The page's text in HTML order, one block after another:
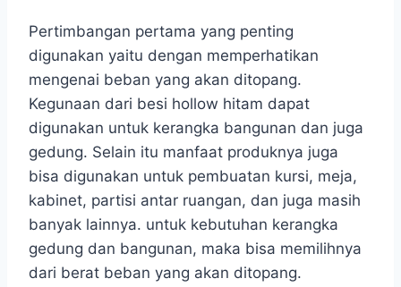
Pertimbangan pertama yang penting
digunakan yaitu dengan memperhatikan
mengenai beban yang akan ditopang.
Kegunaan dari besi hollow hitam dapat
digunakan untuk kerangka bangunan dan juga
gedung. Selain itu manfaat produknya juga
bisa digunakan untuk pembuatan kursi, meja,
kabinet, partisi antar ruangan, dan juga masih
banyak lainnya. untuk kebutuhan kerangka
gedung dan bangunan, maka bisa memilihnya
dari berat beban yang akan ditopang.